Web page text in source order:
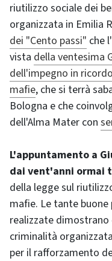
riutilizzo sociale dei
organizzata in Emilia
dei "Cento passi" che
vista della ventesima
dell'impegno in
mafie, che si terrà
Bologna e che
dell'Alma Mater con
L'appuntamento a
dai vent'anni ormai
della legge sul
mafie. Le tante
realizzate
criminalità
per il rafforzamento